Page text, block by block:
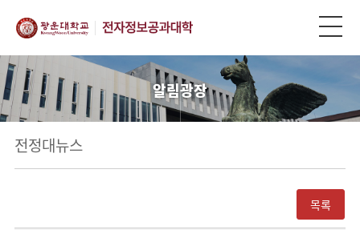
알림광장
전정대뉴스
목록